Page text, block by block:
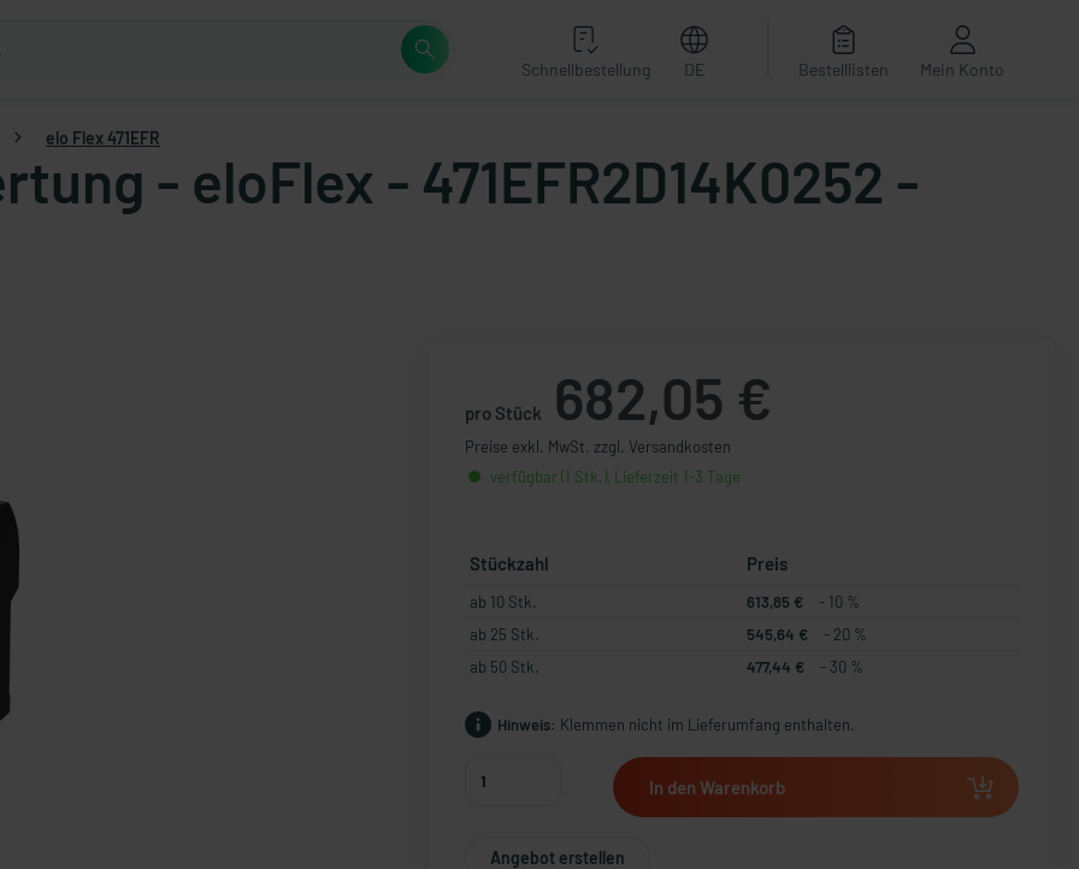
Schnellbestellung DE Bestelllisten Mein Konto
elo Flex 471EFR
- eloFlex - 471EFR2D14K0252 -
pro Stück 682,05 €
Preise exkl. MwSt. zzgl. Versandkosten
verfügbar (1 Stk.), Lieferzeit 1-3 Tage
Stückzahl Preis
ab 10 Stk. 613,85 €
- 10 %
ab 25 Stk.
545,64 €
- 20 %
ab 50 Stk.
477,44 € - 30 %
Hinweis: Klemmen nicht im Lieferumfang enthalten.
In den Warenkorb
Angebot erstellen